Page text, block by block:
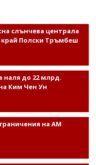
слънчева централа
край Полски Тръмбеш
наля до 22 млрд.
Ким Чен Ун
на АМ